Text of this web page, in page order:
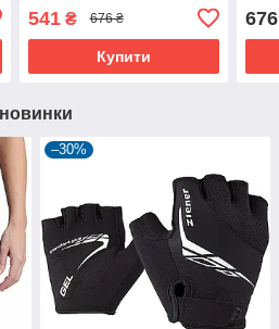
541₴ 676 ₴
Купити
676
новинки
–30%